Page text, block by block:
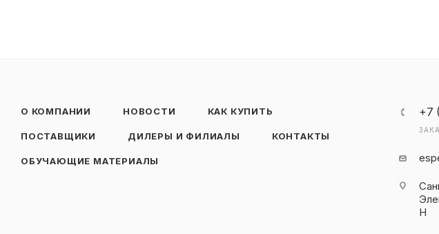
О КОМПАНИИ НОВОСТИ КАК КУПИТЬ
ПОСТАВЩИКИ ДИЛЕРЫ И ФИЛИАЛЫ КОНТАКТЫ
ОБУЧАЮЩИЕ МАТЕРИАЛЫ
+7
Н